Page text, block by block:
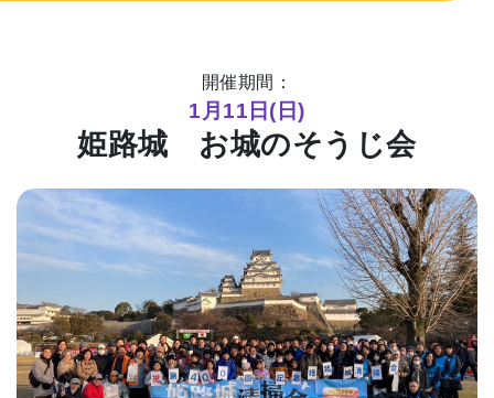
まるはり×みたい お問合わせ イベント情報募集
サイトポリシー プライバシーポリシー 運営会社
FAQ
開催期間：
1月11日(日)
姫路城 お城のそうじ会